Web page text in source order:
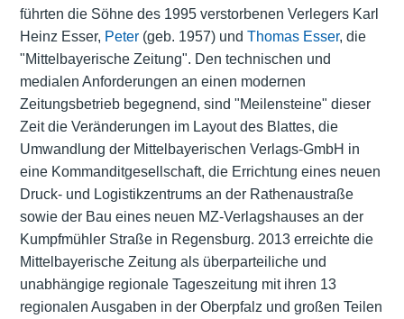
führten die Söhne des 1995 verstorbenen Verlegers Karl
Heinz Esser, Peter(geb. 1957) und Thomas Esser, die
"Mittelbayerische Zeitung". Den technischen und
medialen Anforderungen an einen modernen
Zeitungsbetrieb begegnend, sind "Meilensteine" dieser
Zeit die Veränderungen im Layout des Blattes, die
Umwandlung der Mittelbayerischen Verlags-GmbH in
eine Kommanditgesellschaft, die Errichtung eines neuen
Druck- und Logistikzentrums an der Rathenaustraße
sowie der Bau eines neuen MZ-Verlagshauses an der
Kumpfmühler Straße in Regensburg. 2013 erreichte die
Mittelbayerische Zeitung als überparteiliche und
unabhängige regionale Tageszeitung mit ihren 13
regionalen Ausgaben in der Oberpfalz und großen Teilen